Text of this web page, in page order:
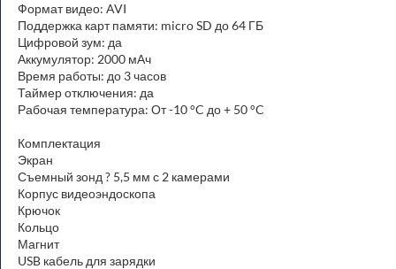
Формат видео: AVI
Поддержка карт памяти: micro SD до 64 ГБ
Цифровой зум: да
Аккумулятор: 2000 мАч
Время работы: до 3 часов
Таймер отключения: да
Рабочая температура: От -10 °C до + 50 °C
Комплектация
Экран
Съемный зонд ? 5,5 мм с 2 камерами
Корпус видеоэндоскопа
Крючок
Кольцо
Магнит
USB кабель для зарядки